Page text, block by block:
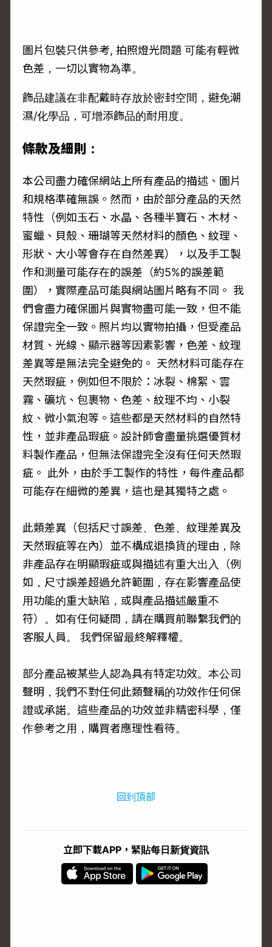
圖片包裝只供參考, 拍照燈光問題 可能有輕微
色差，一切以實物為準。
飾品建議在非配戴時存放於密封空間，避免潮
濕/化學品，可增添飾品的耐用度。
條款及細則：
本公司盡力確保網站上所有產品的描述、圖片
和規格準確無誤。然而，由於部分產品的天然
特性（例如玉石、水晶、各種半寶石、木材、
蜜蠟、貝殼、珊瑚等天然材料的顏色、紋理、
形狀、大小等會存在自然差異），以及手工製
作和測量可能存在的誤差（約5%的誤差範
圍），實際產品可能與網站圖片略有不同。 我
們會盡力確保圖片與實物盡可能一致，但不能
保證完全一致。照片均以實物拍攝，但受產品
材質、光線、顯示器等因素影響，色差、紋理
差異等是無法完全避免的。 天然材料可能存在
天然瑕疵，例如但不限於：冰裂、棉絮、雲
霧、礦坑、包裹物、色差、紋理不均、小裂
紋、微小氣泡等。這些都是天然材料的自然特
性，並非產品瑕疵。設計師會盡量挑選優質材
料製作產品，但無法保證完全沒有任何天然瑕
疵。 此外，由於手工製作的特性，每件產品都
可能存在細微的差異，這也是其獨特之處。
此類差異（包括尺寸誤差、色差、紋理差異及
天然瑕疵等在內）並不構成退換貨的理由，除
非產品存在明顯瑕疵或與描述有重大出入（例
如，尺寸誤差超過允許範圍，存在影響產品使
用功能的重大缺陷，或與產品描述嚴重不
符）。如有任何疑問，請在購買前聯繫我們的
客服人員。 我們保留最終解釋權。
部分產品被某些人認為具有特定功效。本公司
聲明，我們不對任何此類聲稱的功效作任何保
證或承諾。這些產品的功效並非精密科學，僅
作參考之用，購買者應理性看待。
回到頂部
立即下載APP，緊貼每日新貨資訊